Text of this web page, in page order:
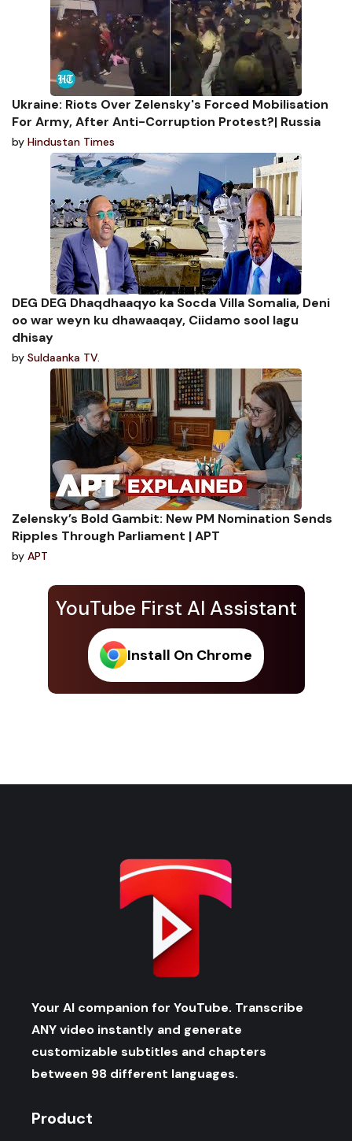
YouTube First AI Assistant
Install On Chrome
Ukraine: Riots Over Zelensky's Forced Mobilisation
For Army, After Anti-Corruption Protest?| Russia
by Hindustan Times
DEG DEG Dhaqdhaaqyo ka Socda Villa Somalia, Deni
oo war weyn ku dhawaaqay, Ciidamo sool lagu
dhisay
by Suldaanka TV.
Zelensky’s Bold Gambit: New PM Nomination Sends
Ripples Through Parliament | APT
by APT
Your AI companion for YouTube. Transcribe
ANY video instantly and generate
customizable subtitles and chapters
between 98 different languages.
Product